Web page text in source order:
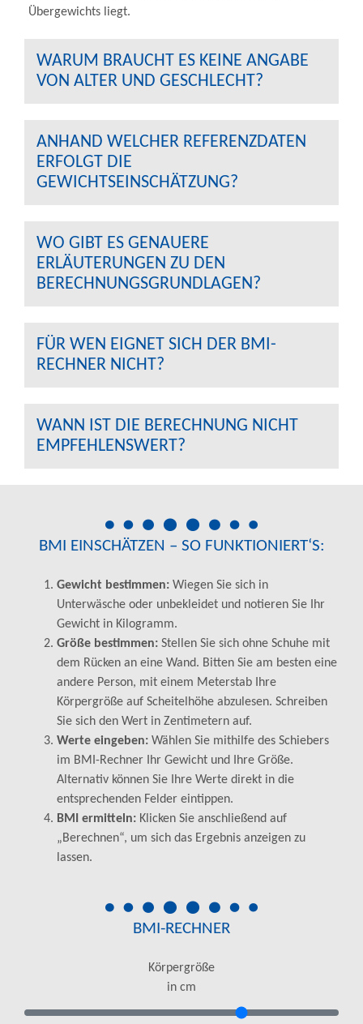
Übergewichts liegt.
WARUM BRAUCHT ES KEINE ANGABE
VON ALTER UND GESCHLECHT?
ANHAND WELCHER REFERENZDATEN
ERFOLGT DIE
GEWICHTSEINSCHÄTZUNG?
WO GIBT ES GENAUERE
ERLÄUTERUNGEN ZU DEN
BERECHNUNGSGRUNDLAGEN?
FÜR WEN EIGNET SICH DER BMI-
RECHNER NICHT?
WANN IST DIE BERECHNUNG NICHT
EMPFEHLENSWERT?
BMI EINSCHÄTZEN – SO FUNKTIONIERT‘S:
Gewicht bestimmen: Wiegen Sie sich in
Unterwäsche oder unbekleidet und notieren Sie Ihr
Gewicht in Kilogramm.
Größe bestimmen: Stellen Sie sich ohne Schuhe mit
dem Rücken an eine Wand. Bitten Sie am besten eine
andere Person, mit einem Meterstab Ihre
Körpergröße auf Scheitelhöhe abzulesen. Schreiben
Sie sich den Wert in Zentimetern auf.
Werte eingeben: Wählen Sie mithilfe des Schiebers
im BMI-Rechner Ihr Gewicht und Ihre Größe.
Alternativ können Sie Ihre Werte direkt in die
entsprechenden Felder eintippen.
BMI ermitteln: Klicken Sie anschließend auf
„Berechnen“, um sich das Ergebnis anzeigen zu
lassen.
BMI-RECHNER
Körpergröße
in cm